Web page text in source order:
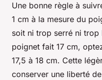
Une bonne règle à
1 cm à la mesure du
soit ni trop serré ni trop
poignet fait 17 cm,
17,5 à 18 cm. Cette
conserver une liberté